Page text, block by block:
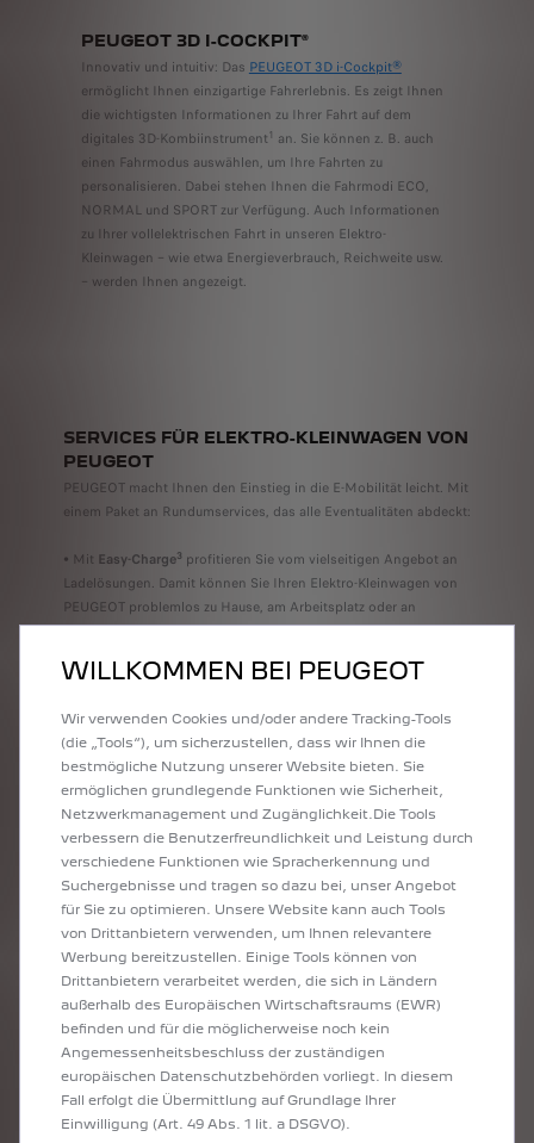
PEUGEOT 3D I-COCKPIT®
Innovativ und intuitiv: Das PEUGEOT 3D i-Cockpit®
ermöglicht Ihnen einzigartige Fahrerlebnis. Es zeigt Ihnen
die wichtigsten Informationen zu Ihrer Fahrt auf dem
digitales 3D-Kombiinstrument1 an. Sie können z. B. auch
einen Fahrmodus auswählen, um Ihre Fahrten zu
personalisieren. Dabei stehen Ihnen die Fahrmodi ECO,
NORMAL und SPORT zur Verfügung. Auch Informationen
zu Ihrer vollelektrischen Fahrt in unseren Elektro-
Kleinwagen – wie etwa Energieverbrauch, Reichweite usw.
– werden Ihnen angezeigt.
SERVICES FÜR ELEKTRO-KLEINWAGEN VON
PEUGEOT
PEUGEOT macht Ihnen den Einstieg in die E-Mobilität leicht. Mit
einem Paket an Rundumservices, das alle Eventualitäten abdeckt:
• Mit Easy-Charge3 profitieren Sie vom vielseitigen Angebot an
Ladelösungen. Damit können Sie Ihren Elektro-Kleinwagen von
PEUGEOT problemlos zu Hause, am Arbeitsplatz oder an
öffentlichen Ladestationen aufladen.
stets über den Ladestatus auf dem Laufenden und können
• MitEasy-Care5 stehen Ihnen speziell auf Elektrofahrzeuge
angepasste Service- und Wartungsdienstleistungen für Ihren
Elektro-Kleinwagen von PEUGEOT zur Verfügung.
Die genannten Dienste können Sie ganz einfach über die
kostenfreie App Free2move6nutzen bzw. buchen. Sobald Sie die
App auf Ihr Smartphone geladen haben und die entsprechenden
Dienste abonniert haben, können Sie Ihren Elektro-Kleinwagen
bequem vom Sofa aus verwalten. Besonders komfortabel ist
unser Dienst Easy-Charge3, mit dem Sie Zugriff auf über 250.000
öffentlicheLadestationenin ganz Europa haben. Sie können die
Ladestationen in Ihrer Nähe per App suchen und die Aufladung
ihres elektrischen Kleinwagens dann bequem über die App
bezahlen. Ebenfalls praktisch: Die Planung einer längeren Tour
mit Ihrem Elektro-Kleinwagen wird mit der App Free2move
besonders einfach. Die App zeigt Ihnen die optimale Strecke an,
schickt die Planung dann an die angeschlossene Navigation
Ihres Fahrzeugs.
WILLKOMMEN BEI PEUGEOT
Wir verwenden Cookies und/oder andere Tracking-Tools
(die „Tools“), um sicherzustellen, dass wir Ihnen die
bestmögliche Nutzung unserer Website bieten. Sie
ermöglichen grundlegende Funktionen wie Sicherheit,
Netzwerkmanagement und Zugänglichkeit.Die Tools
verbessern die Benutzerfreundlichkeit und Leistung durch
verschiedene Funktionen wie Spracherkennung und
Suchergebnisse und tragen so dazu bei, unser Angebot
für Sie zu optimieren. Unsere Website kann auch Tools
von Drittanbietern verwenden, um Ihnen relevantere
Werbung bereitzustellen. Einige Tools können von
Drittanbietern verarbeitet werden, die sich in Ländern
außerhalb des Europäischen Wirtschaftsraums (EWR)
befinden und für die möglicherweise noch kein
Angemessenheitsbeschluss der zuständigen
europäischen Datenschutzbehörden vorliegt. In diesem
Fall erfolgt die Übermittlung auf Grundlage Ihrer
Einwilligung (Art. 49 Abs. 1 lit. a DSGVO).